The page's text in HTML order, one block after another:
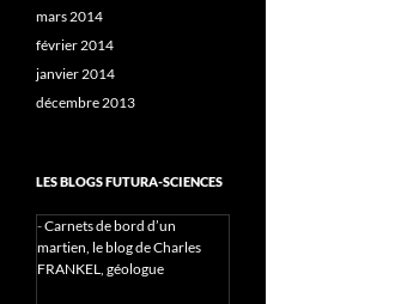
mars 2014
février 2014
janvier 2014
décembre 2013
LES BLOGS FUTURA-SCIENCES
-Carnets de bord d’un
martien, le blog de Charles
FRANKEL, géologue